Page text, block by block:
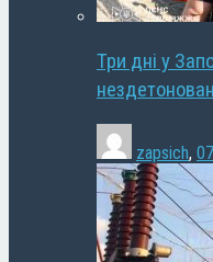
Три дні у
zapsich,